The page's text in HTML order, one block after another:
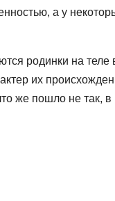
а у
родинки на теле
их
же пошло не так, в